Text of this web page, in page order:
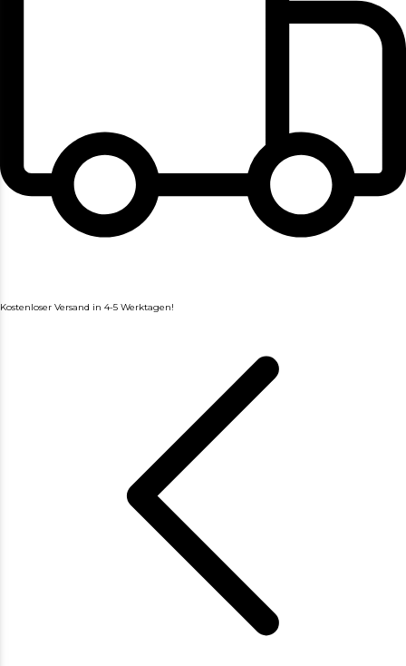
Kostenloser Versand in 4-5 Werktagen!